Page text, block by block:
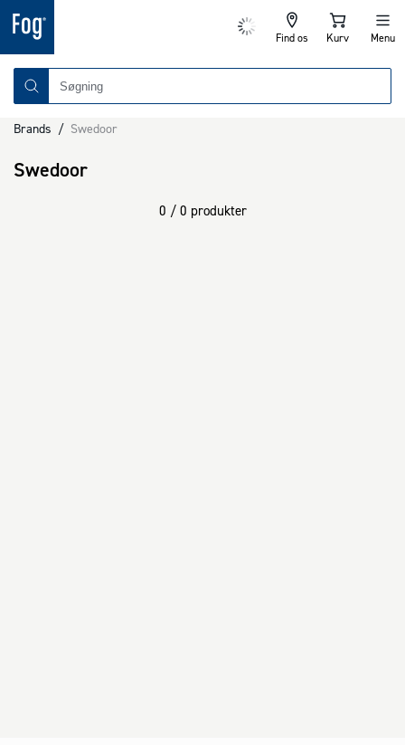
Find os Kurv Menu
Brands / Swedoor
Swedoor
0 / 0 produkter